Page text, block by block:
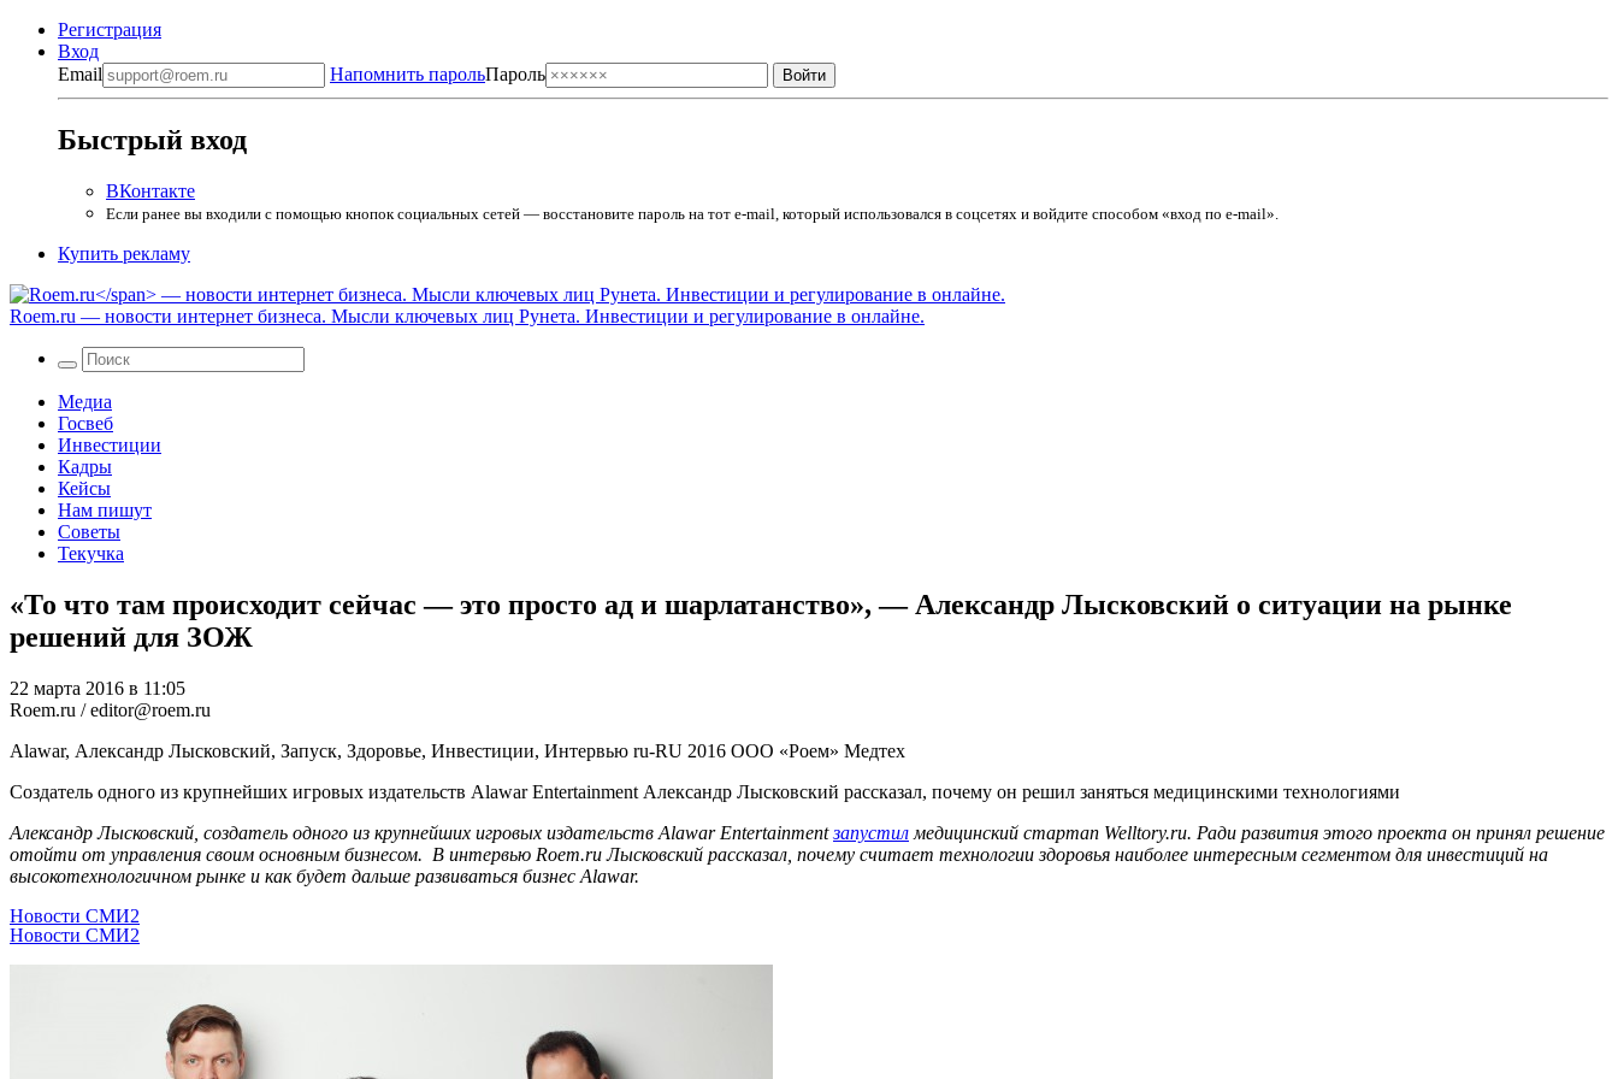
Регистрация
Вход
Email
Напомнить парольПароль
Быстрый вход
ВКонтакте
Если ранее вы входили с помощью кнопок социальных сетей — восстановите пароль на тот e-mail, который использовался в соцсетях и войдите способом «вход по e-mail».
Купить рекламу
Roem.ru — новости интернет бизнеса. Мысли ключевых лиц Рунета. Инвестиции и регулирование в онлайне.
Медиа
Госвеб
Инвестиции
Кадры
Кейсы
Нам пишут
Советы
Текучка
«То что там происходит сейчас — это просто ад и шарлатанство», — Александр Лысковский о ситуации на рынке
решений для ЗОЖ
22 марта 2016 в 11:05
Roem.ru / editor@roem.ru
Alawar, Александр Лысковский, Запуск, Здоровье, Инвестиции, Интервью ru-RU 2016 ООО «Роем» Медтех
Создатель одного из крупнейших игровых издательств Alawar Entertainment Александр Лысковский рассказал, почему он решил заняться медицинскими технологиями
Александр Лысковский, создатель одного из крупнейших игровых издательств Alawar Entertainmentзапустил медицинский стартап Welltory.ru. Ради развития этого проекта он принял решение
отойти от управления своим основным бизнесом. В интервью Roem.ru Лысковский рассказал, почему считает технологии здоровья наиболее интересным сегментом для инвестиций на
высокотехнологичном рынке и как будет дальше развиваться бизнес Alawar.
Новости СМИ2
Новости СМИ2